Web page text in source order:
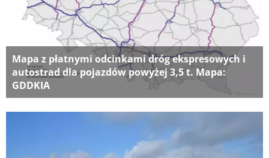
Mapa z płatnymi odcinkami dróg ekspresowych i
autostrad dla pojazdów powyżej 3,5 t. Mapa:
GDDKIA